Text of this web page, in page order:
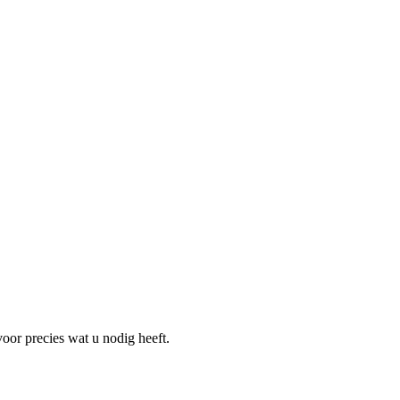
precies wat u nodig heeft.